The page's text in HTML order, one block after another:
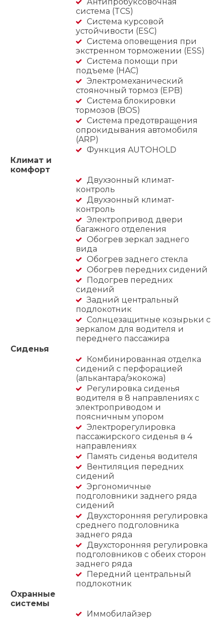
система (TCS)
Система курсовой
устойчивости (ESC)
Система оповещения при
экстренном торможении (ESS)
Система помощи при
подъеме (HAC)
Электромеханический
стояночный тормоз (EPB)
Система блокировки
тормозов (BOS)
Система предотвращения
опрокидывания автомобиля
(ARP)
Функция AUTOHOLD
Климат и
комфорт
Двухзонный климат-
контроль
Двухзонный климат-
контроль
Электропривод двери
багажного отделения
Обогрев зеркал заднего
вида
Обогрев заднего стекла
Обогрев передних сидений
Подогрев передних
сидений
Задний центральный
подлокотник
Солнцезащитные козырьки с
зеркалом для водителя и
переднего пассажира
Сиденья
Комбинированная отделка
сидений с перфорацией
(алькантара/экокожа)
Регулировка сиденья
водителя в 8 направлениях с
электроприводом и
поясничным упором
Электрорегулировка
пассажирского сиденья в 4
направлениях
Память сиденья водителя
Вентиляция передних
сидений
Эргономичные
подголовники заднего ряда
сидений
Двухсторонняя регулировка
среднего подголовника
заднего ряда
Двухсторонняя регулировка
подголовников с обеих сторон
заднего ряда
Передний центральный
подлокотник
Охранные
системы
Иммобилайзер